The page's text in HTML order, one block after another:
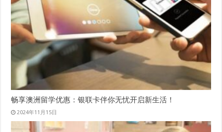
畅享澳洲留学优惠：银联卡伴你无忧开启新生活！
2024年11月15日